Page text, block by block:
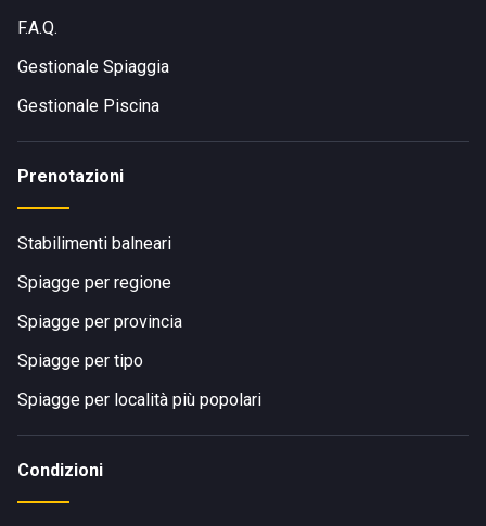
F.A.Q.
Gestionale Spiaggia
Gestionale Piscina
Prenotazioni
Stabilimenti balneari
Spiagge per regione
Spiagge per provincia
Spiagge per tipo
Spiagge per località più popolari
Condizioni